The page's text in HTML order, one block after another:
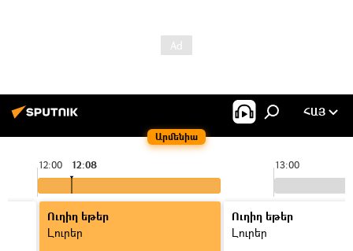
Արմենիա
ՀԱՅ
12:00 13:00
12:08
Ուղիղ եթեր
Լուրեր
Ուղիղ եթեր
Լուրեր